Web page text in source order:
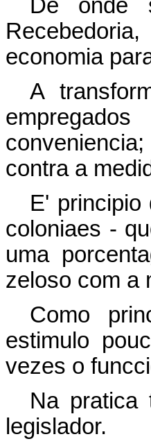
De onde
economia
A
contra a
E' principio
coloniaes -
uma
zeloso com a
Como
estimulo
vezes o
Na pratica
legislador.